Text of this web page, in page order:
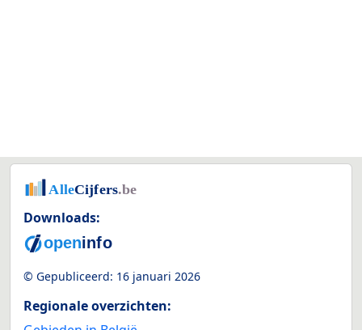
Downloads:
© Gepubliceerd: 16 januari 2026
Regionale overzichten: